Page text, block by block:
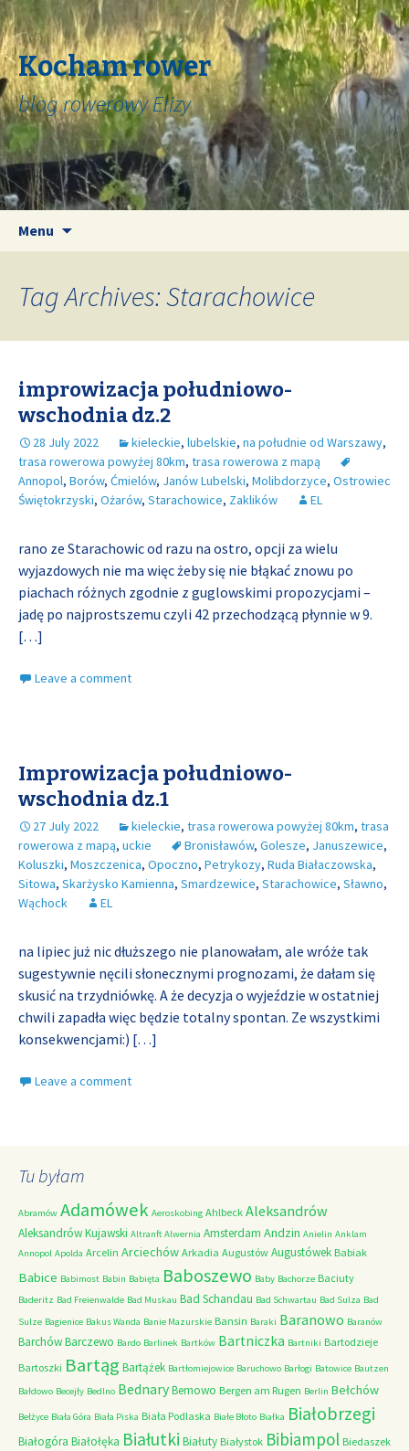
Kocham rower
blog rowerowy Elizy
Menu
Tag Archives: Starachowice
improwizacja południowo-
wschodnia dz.2
28 July 2022 kieleckie, lubelskie, na południe od Warszawy,
trasa rowerowa powyżej 80km, trasa rowerowa z mapą
Annopol, Borów, Ćmielów, Janów Lubelski, Molibdorzyce, Ostrowiec
Świętokrzyski, Ożarów, Starachowice, Zaklików EL
rano ze Starachowic od razu na ostro, opcji za wielu
wyjazdowych nie ma więc żeby się nie błąkać znowu po
piachach różnych zgodnie z guglowskimi propozycjami –
jadę po najprostszemu czyli 42 przechodzącą płynnie w 9.
[…]
Leave a comment
Improwizacja południowo-
wschodnia dz.1
27 July 2022 kieleckie, trasa rowerowa powyżej 80km, trasa
rowerowa z mapą, uckie Bronisławów, Golesze, Januszewice,
Koluszki, Moszczenica, Opoczno, Petrykozy, Ruda Białaczowska,
Sitowa, Skarżysko Kamienna, Smardzewice, Starachowice, Sławno,
Wąchock
EL
na lipiec już nic dłuższego nie planowałam, ale wróże tak
sugestywnie nęcili słonecznymi prognozami, że dałam się
skusić na trzydniówkę. A że decyzja o wyjeździe w ostatniej
chwili zapadła więc będzie totalny spontan. Ze wszystkimi
konsekwencjami:) […]
Leave a comment
Tu byłam
Abramów Adamówek Aeroskobing Ahlbeck Aleksandrów
Aleksandrów Kujawski Altranft Alwernia Amsterdam Andzin Anielin Anklam
Annopol Apolda Arcelin Arciechów Arkadia Augustów Augustówek Babiak
Babice Babimost Babin Babięta Baboszewo Baby Bachorze Baciuty
Baderitz Bad Freienwalde Bad Muskau Bad Schandau Bad Schwartau Bad Sulza Bad
Sulze Bagienice Bakus Wanda Banie Mazurskie Bansin Baraki Baranowo Baranów
BarchówBarczewo Bardo Barlinek Bartków Bartniczka Bartniki Bartodzieje
Bartoszki Bartąg Bartążek Bartłomiejowice Baruchowo Barłogi Batowice Bautzen
Bałdowo Becejły Bedlno BednaryBemowo Bergen am Rugen Berlin Bełchów
Bełżyce Biała Góra Biała Piska Biała Podlaska Białe Błoto Białka Białobrzegi
Białogóra Białołęka Białutki Białuty Białystok Bibiampol Biedaszek